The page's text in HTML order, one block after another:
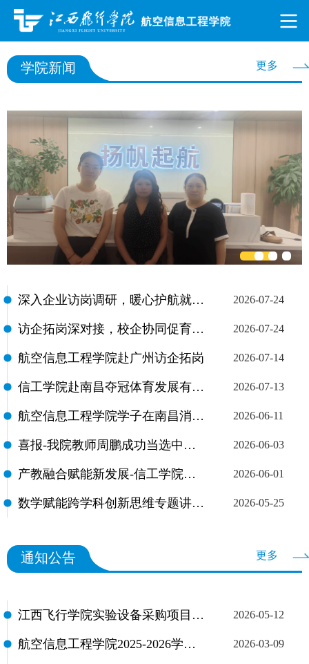
更多
学院新闻
深入企业访岗调研，暖心护航就业之路——信工学院持续开展毕业生走访调研工作 2026-07-24
访企拓岗深对接，校企协同促育人——我院计算机基础教研室开展企业走访调研活动 2026-07-24
航空信息工程学院赴广州访企拓岗 2026-07-14
信工学院赴南昌夺冠体育发展有限公司走访慰问学生开展访企拓岗工作 2026-07-13
航空信息工程学院学子在南昌消防 AI 短视频竞赛中荣获三等奖 2026-06-11
喜报-我院教师周鹏成功当选中国高等教育学会教育数学专业委员会新一届理事 2026-06-03
产教融合赋能新发展-信工学院深入企业调研促合作 2026-06-01
数学赋能跨学科创新思维专题讲座在信工学院成功举办 2026-05-25
更多
通知公告
江西飞行学院实验设备采购项目公示表 2026-05-12
航空信息工程学院2025-2026学年第一学期 优秀大学生奖学金公示 2026-03-09